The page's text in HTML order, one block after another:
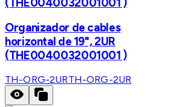
Organizador de cables
horizontal de 19", 2UR
(THE0040032001001 )
TH-ORG-2URTH-ORG-2UR